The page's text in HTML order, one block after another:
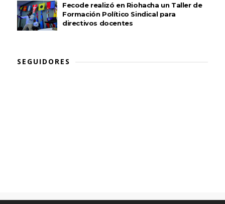
Fecode realizó en Riohacha un Taller de
Formación Político Sindical para
directivos docentes
SEGUIDORES